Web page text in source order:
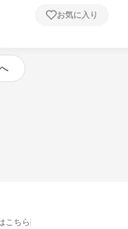
お気に入り
ムの詳細案内を
なります
こちら